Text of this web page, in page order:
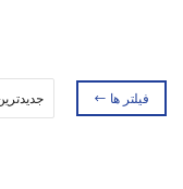
فیلتر ها